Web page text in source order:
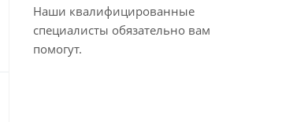
Наши квалифицированные
специалисты обязательно вам
помогут.